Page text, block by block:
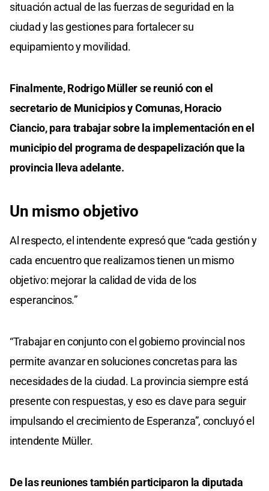
situación actual de las fuerzas de seguridad en la
ciudad y las gestiones para fortalecer su
equipamiento y movilidad.
Finalmente, Rodrigo Müller se reunió con el
secretario de Municipios y Comunas, Horacio
Ciancio, para trabajar sobre la implementación en el
municipio del programa de despapelización que la
provincia lleva adelante.
Un mismo objetivo
Al respecto, el intendente expresó que “cada gestión y
cada encuentro que realizamos tienen un mismo
objetivo: mejorar la calidad de vida de los
esperancinos.”
“Trabajar en conjunto con el gobierno provincial nos
permite avanzar en soluciones concretas para las
necesidades de la ciudad. La provincia siempre está
presente con respuestas, y eso es clave para seguir
impulsando el crecimiento de Esperanza”, concluyó el
intendente Müller.
De las reuniones también participaron la diputada